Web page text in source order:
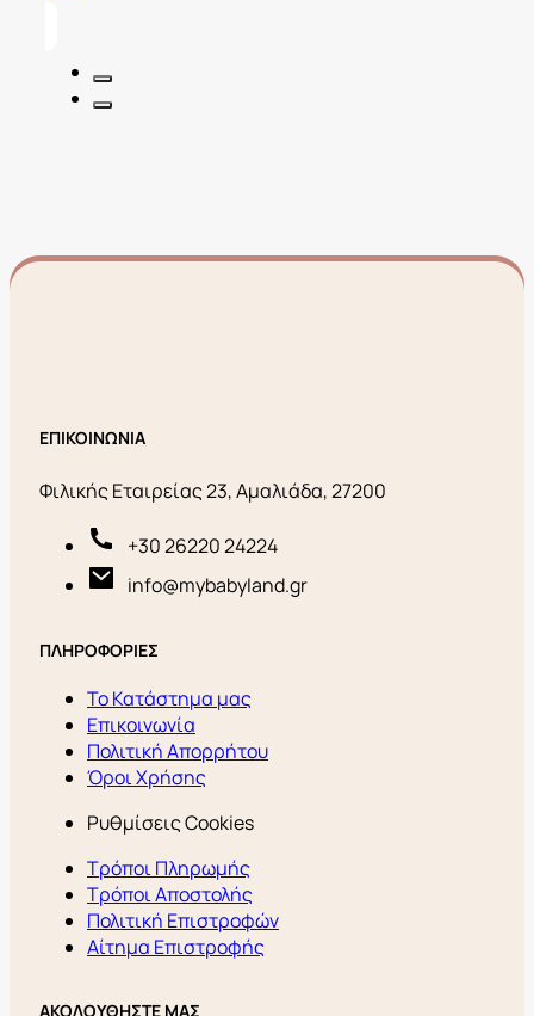
ΕΠΙΚΟΙΝΩΝΙΑ
Φιλικής Εταιρείας 23, Αμαλιάδα, 27200
+30 26220 24224
info@mybabyland.gr
ΠΛΗΡΟΦΟΡΙΕΣ
Το Κατάστημα μας
Επικοινωνία
Πολιτική Απορρήτου
Όροι Χρήσης
Ρυθμίσεις Cookies
Τρόποι Πληρωμής
Τρόποι Αποστολής
Πολιτική Επιστροφών
Αίτημα Επιστροφής
ΑΚΟΛΟΥΘΗΣΤΕ ΜΑΣ